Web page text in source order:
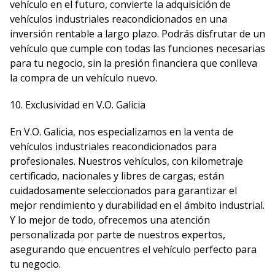
vehículo en el futuro, convierte la adquisición de
vehículos industriales reacondicionados en una
inversión rentable a largo plazo. Podrás disfrutar de un
vehículo que cumple con todas las funciones necesarias
para tu negocio, sin la presión financiera que conlleva
la compra de un vehículo nuevo.
10. Exclusividad en V.O. Galicia
En V.O. Galicia, nos especializamos en la venta de
vehículos industriales reacondicionados para
profesionales. Nuestros vehículos, con kilometraje
certificado, nacionales y libres de cargas, están
cuidadosamente seleccionados para garantizar el
mejor rendimiento y durabilidad en el ámbito industrial.
Y lo mejor de todo, ofrecemos una atención
personalizada por parte de nuestros expertos,
asegurando que encuentres el vehículo perfecto para
tu negocio.